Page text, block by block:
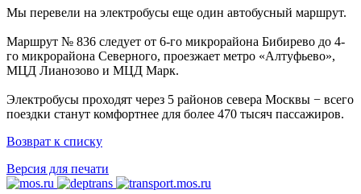
Мы перевели на электробусы еще один автобусный маршрут.
Маршрут № 836 следует от 6-го микрорайона Бибирево до 4-
го микрорайона Северного, проезжает метро «Алтуфьево»,
МЦД Лианозово и МЦД Марк.
Электробусы проходят через 5 районов севера Москвы − всего
поездки станут комфортнее для более 470 тысяч пассажиров.
Возврат к списку
Версия для печати